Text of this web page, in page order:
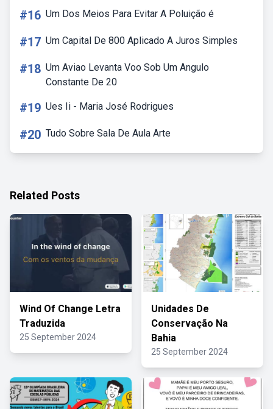
#16 Um Dos Meios Para Evitar A Poluição é
#17 Um Capital De 800 Aplicado A Juros Simples
#18 Um Aviao Levanta Voo Sob Um Angulo
Constante De 20
#19 Ues Ii - Maria José Rodrigues
#20 Tudo Sobre Sala De Aula Arte
Related Posts
Wind Of Change Letra
Traduzida
25 September 2024
Unidades De
Conservação Na
Bahia
25 September 2024